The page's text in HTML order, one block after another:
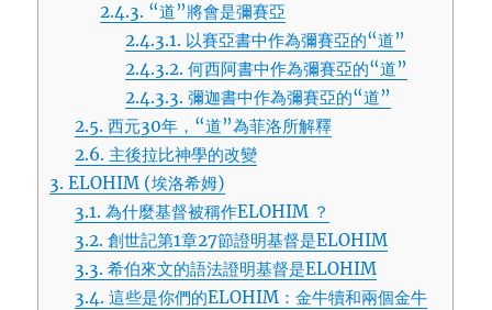
2.4.3. “道”將會是彌賽亞
2.4.3.1. 以賽亞書中作為彌賽亞的“道”
2.4.3.2. 何西阿書中作為彌賽亞的“道”
2.4.3.3. 彌迦書中作為彌賽亞的“道”
2.5. 西元30年，“道”為菲洛所解釋
2.6. 主後拉比神學的改變
3. ELOHIM (埃洛希姆)
3.1. 為什麼基督被稱作ELOHIM ？
3.2. 創世記第1章27節證明基督是ELOHIM
3.3. 希伯來文的語法證明基督是ELOHIM
3.4. 這些是你們的ELOHIM：金牛犢和兩個金牛